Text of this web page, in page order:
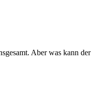
Aber was kann der